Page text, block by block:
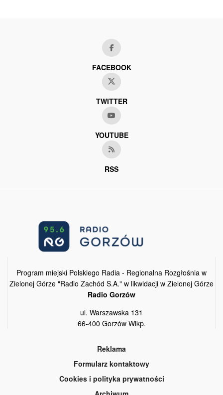
FACEBOOK
TWITTER
YOUTUBE
RSS
Program miejski Polskiego Radia - Regionalna Rozgłośnia w
Zielonej Górze "Radio Zachód S.A." w likwidacji w Zielonej Górze
Radio Gorzów
ul. Warszawska 131
66-400 Gorzów Wlkp.
Reklama
Formularz kontaktowy
Cookies i polityka prywatności